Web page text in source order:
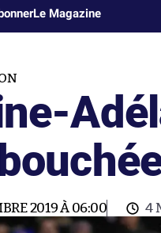
Le Magazine
2019 À 06:00 4